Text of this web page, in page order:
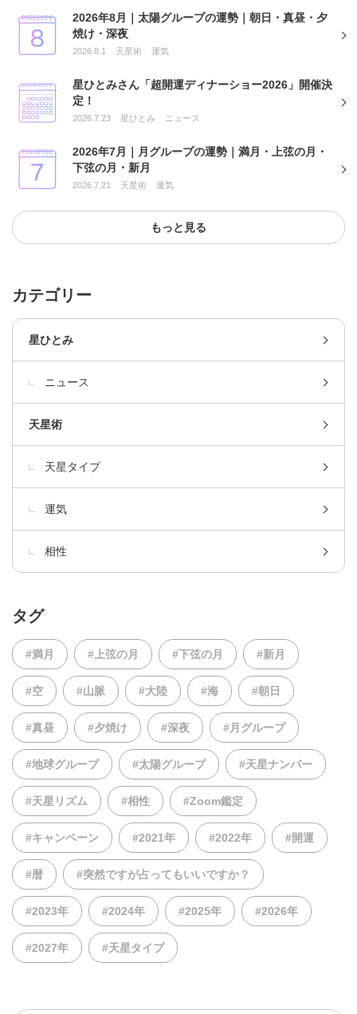
2026年8月｜太陽グループの運勢｜朝日・真昼・夕
焼け・深夜
2026.8.1 天星術 運気
星ひとみさん「超開運ディナーショー2026」開催決
定！
2026.7.23 星ひとみ ニュース
2026年7月｜月グループの運勢｜満月・上弦の月・
下弦の月・新月
2026.7.21 天星術 運気
もっと見る
カテゴリー
星ひとみ
ニュース
天星術
天星タイプ
運気
相性
タグ
#満月 #上弦の月 #下弦の月 #新月
#空 #山脈 #大陸 #海 #朝日
#真昼 #夕焼け #深夜 #月グループ
#地球グループ #太陽グループ #天星ナンバー
#天星リズム #相性 #Zoom鑑定
#キャンペーン #2021年 #2022年 #開運
#暦 #突然ですが占ってもいいですか？
#2023年 #2024年 #2025年 #2026年
#2027年 #天星タイプ